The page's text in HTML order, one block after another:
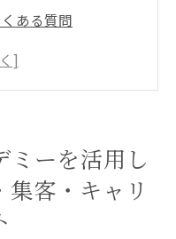
ある質問
や最短で体験予約
ミーを活用し
客・キャリ